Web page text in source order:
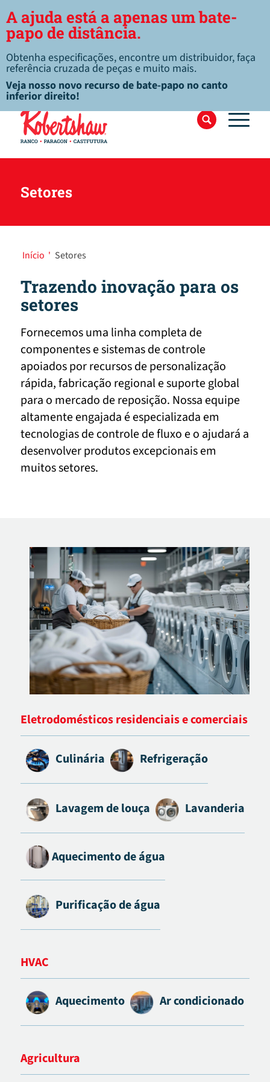
A ajuda está a apenas um bate-
papo de distância.
Obtenha especificações, encontre um distribuidor, faça
referência cruzada de peças e muito mais.
Veja nosso novo recurso de bate-papo no canto
inferior direito!
Setores
Início ' Setores
Trazendo inovação para os
setores
Fornecemos uma linha completa de
componentes e sistemas de controle
apoiados por recursos de personalização
rápida, fabricação regional e suporte global
para o mercado de reposição. Nossa equipe
altamente engajada é especializada em
tecnologias de controle de fluxo e o ajudará a
desenvolver produtos excepcionais em
muitos setores.
Eletrodomésticos residenciais e comerciais
Culinária Refrigeração
Lavagem de louça Lavanderia
Aquecimento de água
Purificação de água
HVAC
Aquecimento Ar condicionado
Agricultura